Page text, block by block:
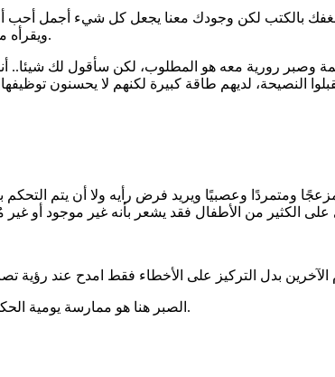
بالكتب لكن وجودك معنا يجعل كل شيء أجمل أحب أن
ويقرأه من الكتب وأدعوه لمشاركة كتبه مع الآخرين لأنها ستتحول لجسر للتواصل معه.
وصبر رورية معه هو المطلوب، لكن سأقول لك
النصيحة، لديهم طاقة كبيرة لكنهم لا يحسنون
ومتمردًا وعصبيًا ويريد فرض رأيه ولا أن يتم
على الكثير من الأطفال فقد يشعر بأنه غير موجود أو
الصبر هنا هو ممارسة يومية الحكمة تأتي بالتجربة والتكرار مع المراهقين وفهم طبيعة هذه المرحلة بعقل هادئ وصبر.